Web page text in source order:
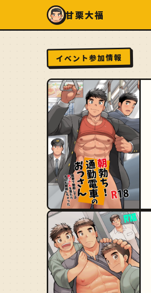
甘栗大福
イベント参加情報